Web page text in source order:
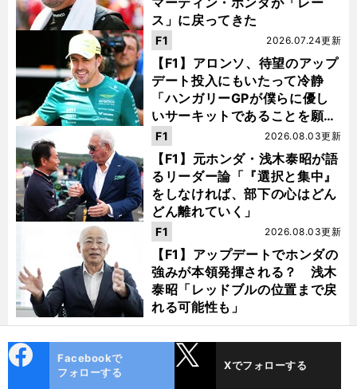
ス」に戻ってきた
【F1】アロンソ、待望のアップ
デート投入にもいたって冷静
「ハンガリーGPが僕らに優し
いサーキットであることを願
う」
2026.07.24更新
F1
【F1】元ホンダ・浅木泰昭が語
るリーダー論「『選択と集中』
をしなければ、部下の心はどん
どん離れていく」
2026.08.03更新
F1
【F1】アップデートでホンダの
強みが本領発揮される？ 浅木
泰昭「レッドブルの位置まで戻
れる可能性も」
2026.08.03更新
F1
ok
Facebookで
フォローする
Xでフォローする